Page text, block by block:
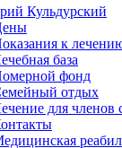
Кульдурский
к
база
фонд
отдых
для